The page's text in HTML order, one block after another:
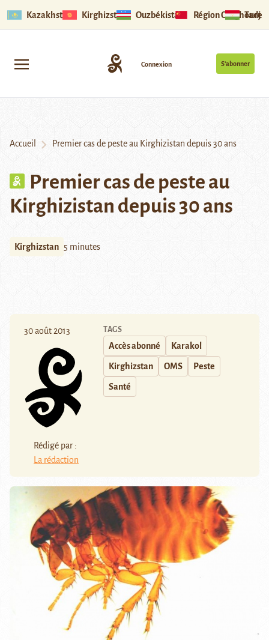
Kazakhstan Kirghizstan Ouzbékistan Région Ouïghoure
S’abonner
Connexion
Accueil Premier cas de peste au Kirghizistan depuis 30 ans
Premier cas de peste au
Kirghizistan depuis 30 ans
Kirghizstan 5 minutes
30 août 2013
Rédigé par :
La rédaction
TAGS
Accès abonné Karakol
Kirghizstan OMS Peste
Santé